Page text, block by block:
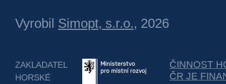
Vyrobil Simopt, s.r.o., 2026
ZAKLADATEL
HORSKÉ
ČINNOST
ČR JE